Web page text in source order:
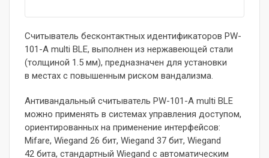
Считыватель бесконтактных идентификаторов PW-
101-A multi BLE, выполнен из нержавеющей стали
(толщиной 1.5 мм), предназначен для установки
в местах с повышенным риском вандализма.
Антивандальный считыватель PW-101-A multi BLE
можно применять в системах управления доступом,
ориентированных на применение интерфейсов:
Mifare, Wiegand 26 бит, Wiegand 37 бит, Wiegand
42 бита, стандартный Wiegand с автоматическим